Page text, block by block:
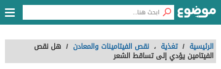
الرئيسية / تغذية ، نقص الفيتامينات والمعادن / هل نقص
الفيتامين يؤدي إلى تساقط الشعر